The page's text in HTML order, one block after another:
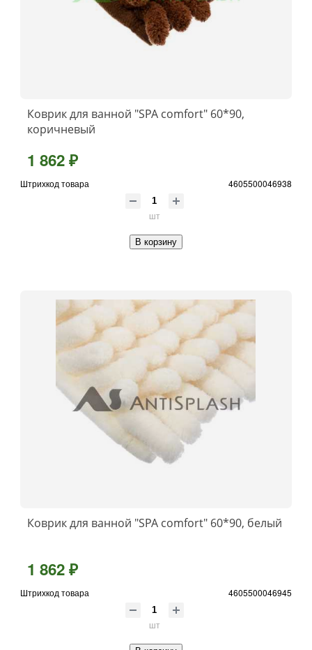
Коврик для ванной "SPA comfort" 60*90,
коричневый
1 862 ₽
Штрихкод товара 4605500046938
шт
В корзину
Коврик для ванной "SPA comfort" 60*90, белый
1 862 ₽
Штрихкод товара 4605500046945
шт